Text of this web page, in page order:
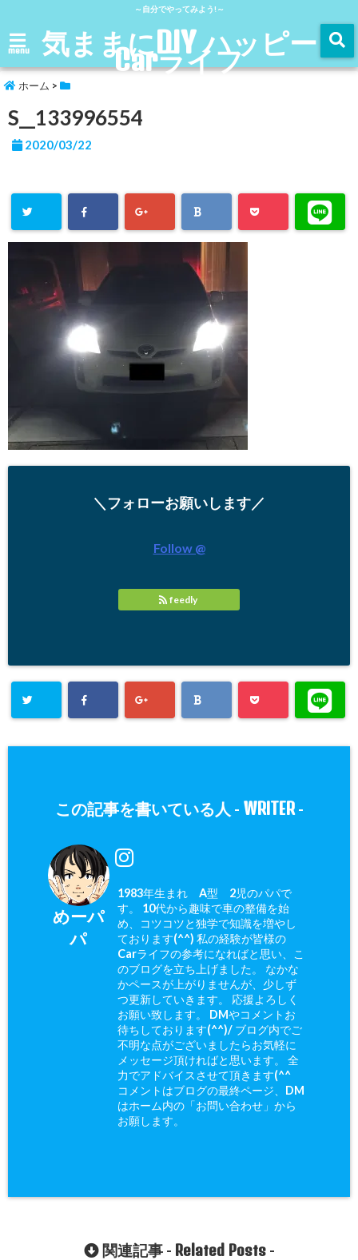
～自分でやってみよう!～
menu 気ままにDIY ハッピー
Carライフ
ホーム >
S__133996554
2020/03/22
＼フォローお願いします／
Follow @
feedly
この記事を書いている人 - WRITER-
めーパ
パ
1983年生まれ A型 2児のパパで
す。 10代から趣味で車の整備を始
め、コツコツと独学で知識を増やし
ております(^^) 私の経験が皆様の
Carライフの参考になればと思い、こ
のブログを立ち上げました。 なかな
かペースが上がりませんが、少しず
つ更新していきます。 応援よろしく
お願い致します。 DMやコメントお
待ちしております(^^)/ ブログ内でご
不明な点がございましたらお気軽に
メッセージ頂ければと思います。 全
力でアドバイスさせて頂きます(^^ゞ
コメントはブログの最終ページ、DM
はホーム内の「お問い合わせ」から
お願します。
関連記事 - Related Posts-